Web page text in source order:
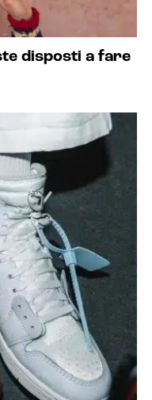
disposti a fare